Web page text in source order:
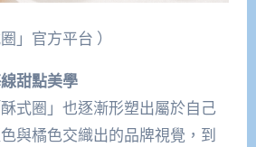
」官方平台 ）
甜點美學
式圈」也逐漸形塑出屬於自己
與橘色交織出的品牌視覺，到